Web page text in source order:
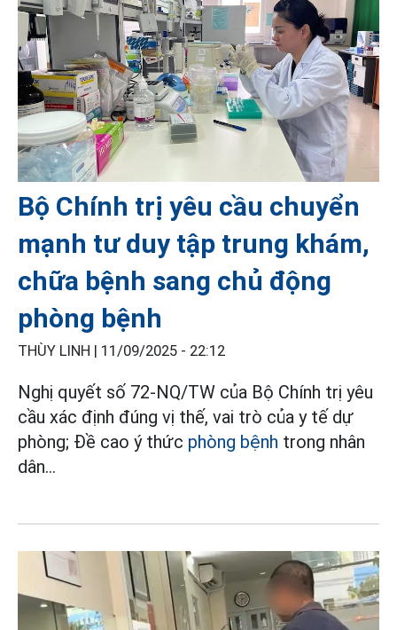
Bộ Chính trị yêu cầu chuyển
mạnh tư duy tập trung khám,
chữa bệnh sang chủ động
phòng bệnh
THÙY LINH | 11/09/2025 - 22:12
Nghị quyết số 72-NQ/TW của Bộ Chính trị yêu
cầu xác định đúng vị thế, vai trò của y tế dự
phòng; Đề cao ý thức phòng bệnh trong nhân
dân...